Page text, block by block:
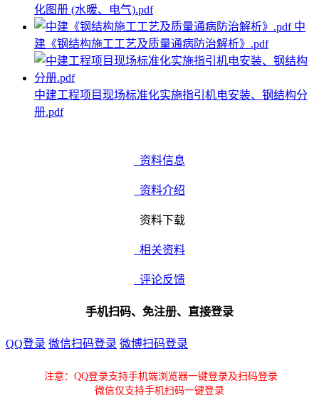
化图册 (水暖、电气).pdf
中
建《钢结构施工工艺及质量通病防治解析》.pdf
中建工程项目现场标准化实施指引机电安装、钢结构分
册.pdf
资料信息
资料介绍
资料下载
相关资料
评论反馈
手机扫码、免注册、直接登录
QQ登录 微信扫码登录 微博扫码登录
注意：QQ登录支持手机端浏览器一键登录及扫码登录
微信仅支持手机扫码一键登录